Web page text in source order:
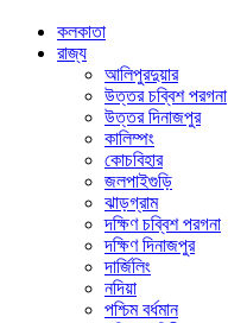
কলকাতা
রাজ্য
আলিপুরদুয়ার
উত্তর চব্বিশ পরগনা
উত্তর দিনাজপুর
কালিম্পং
কোচবিহার
জলপাইগুড়ি
ঝাড়গ্রাম
দক্ষিণ চব্বিশ পরগনা
দক্ষিণ দিনাজপুর
দার্জিলিং
নদিয়া
পশ্চিম বর্ধমান